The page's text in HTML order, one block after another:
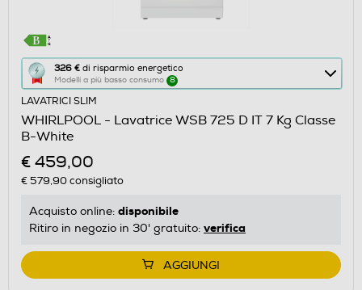
326 € di risparmio energetico
Modelli a più basso consumo 8
Questa
azione
aprirà
il
Calcolatore
di
risparmio
energetico
di
LAVATRICI SLIM
WHIRLPOOL - Lavatrice WSB 725 D IT 7 Kg Classe
B-White
€ 459,00
€ 579,90consigliato
Acquisto online: disponibile
Ritiro in negozio in 30' gratuito: verifica
AGGIUNGI